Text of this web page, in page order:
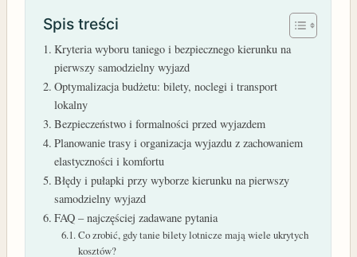
Spis treści
Kryteria wyboru taniego i bezpiecznego kierunku na
pierwszy samodzielny wyjazd
Optymalizacja budżetu: bilety, noclegi i transport
lokalny
Bezpieczeństwo i formalności przed wyjazdem
Planowanie trasy i organizacja wyjazdu z zachowaniem
elastyczności i komfortu
Błędy i pułapki przy wyborze kierunku na pierwszy
samodzielny wyjazd
FAQ – najczęściej zadawane pytania
Co zrobić, gdy tanie bilety lotnicze mają wiele ukrytych
kosztów?